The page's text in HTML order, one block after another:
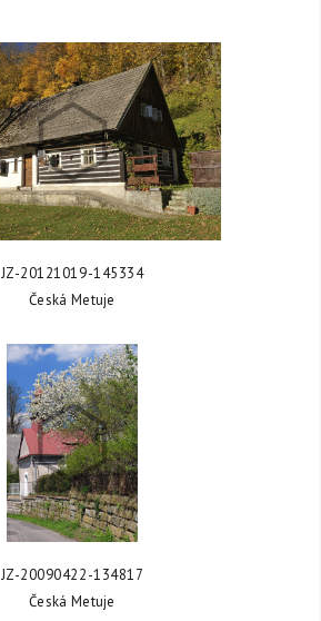
ZOBRAZIT FOTKU
JZ-20121019-145334
Česká Metuje
ZOBRAZIT FOTKU
JZ-20090422-134817
Česká Metuje